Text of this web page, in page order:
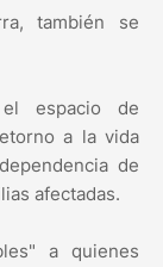
también se
espacio de
a la vida
de
afectadas.
a quienes